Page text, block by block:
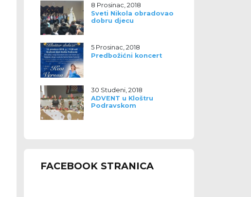
8 Prosinac, 2018
Sveti Nikola obradovao
dobru djecu
5 Prosinac, 2018
Predbožićni koncert
30 Studeni, 2018
ADVENT u Kloštru
Podravskom
FACEBOOK STRANICA